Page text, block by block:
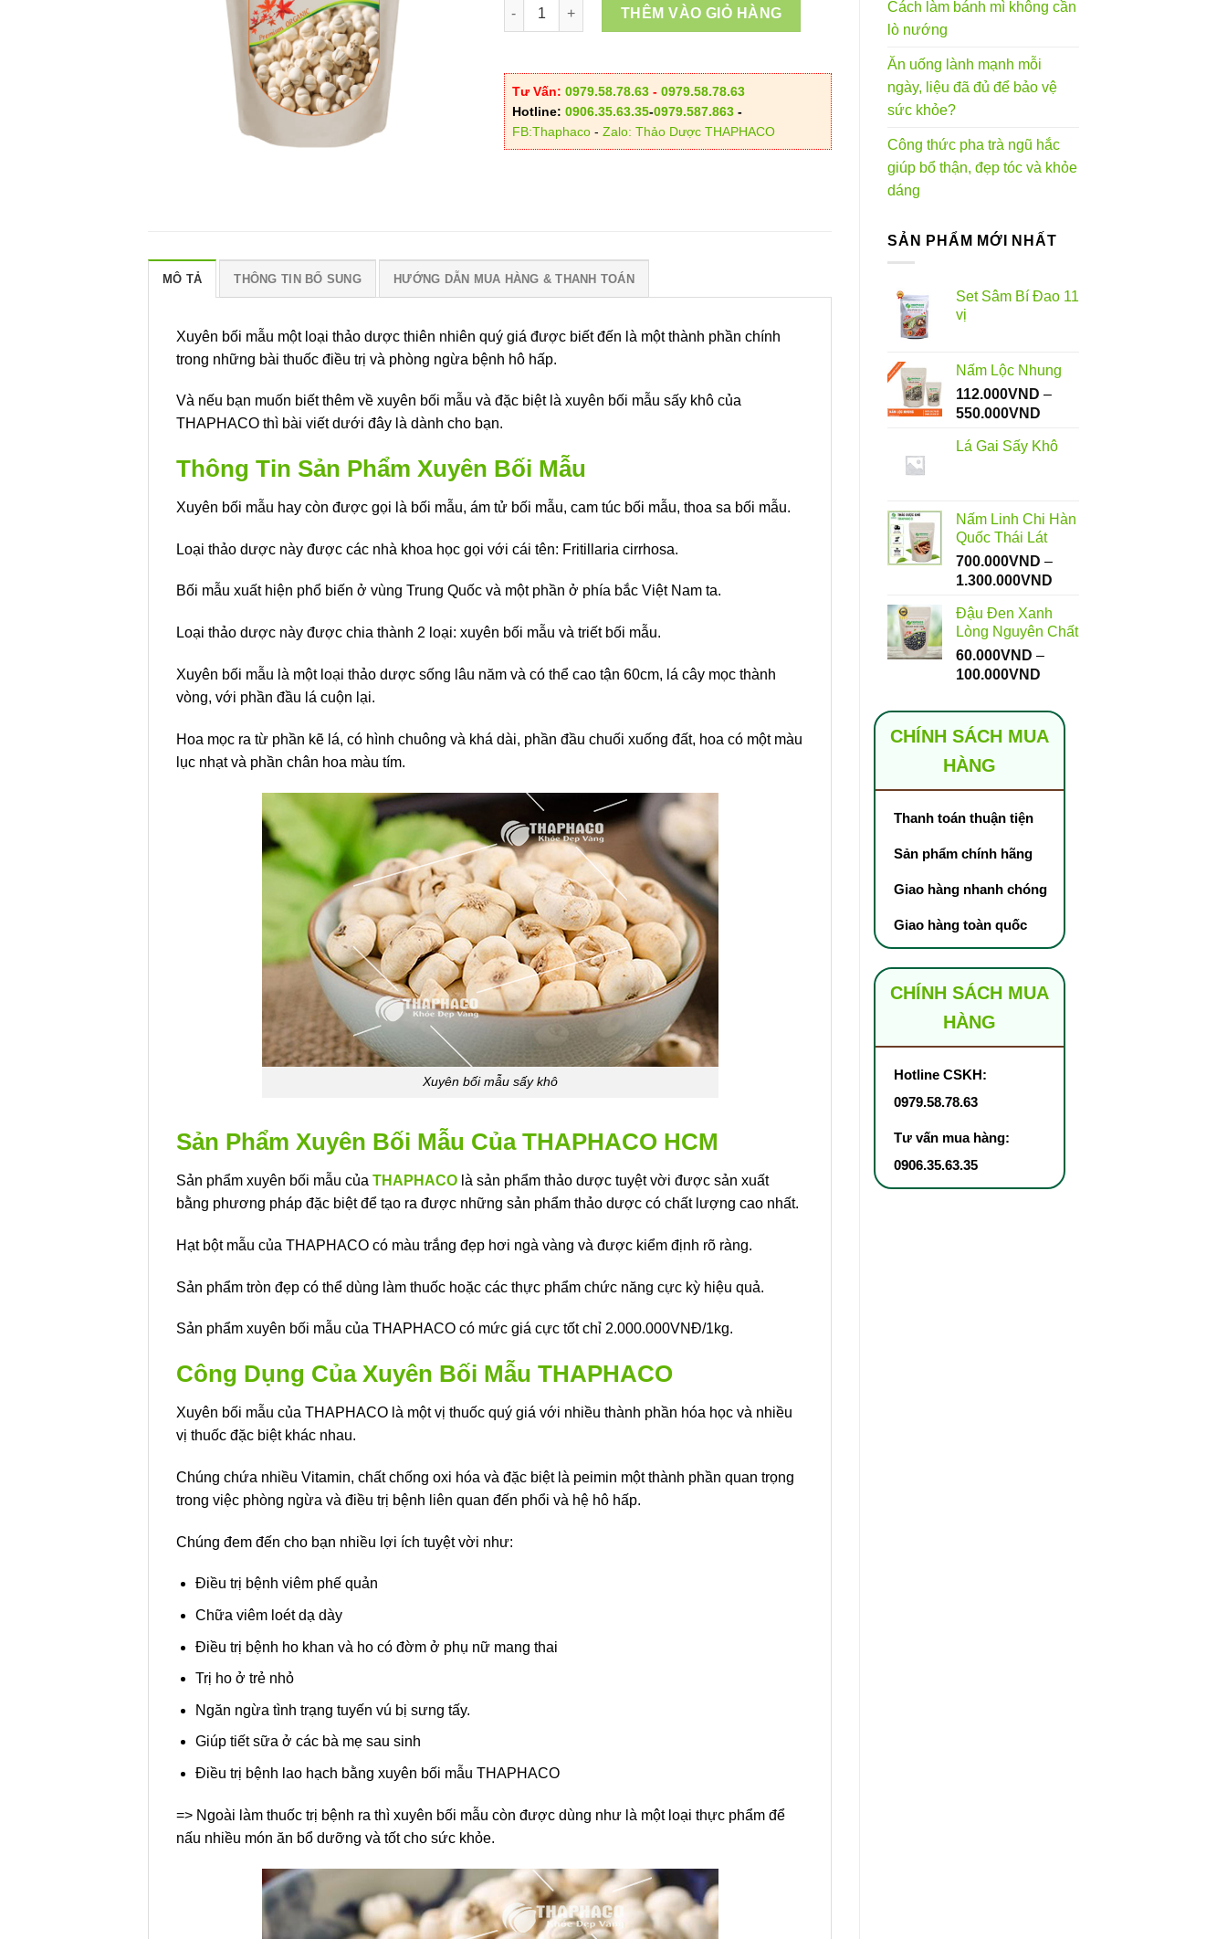
Cách làm bánh mì không cần
lò nướng
Ăn uống lành mạnh mỗi
ngày, liệu đã đủ để bảo vệ
sức khỏe?
Công thức pha trà ngũ hắc
giúp bổ thận, đẹp tóc và khỏe
dáng
SẢN PHẨM MỚI NHẤT
Set Sâm Bí Đao 11
vị
Nấm Lộc Nhung
112.000VND –
550.000VND
từ
Lá Gai Sấy Khô
Nấm Linh Chi Hàn
Quốc Thái Lát
700.000VND –
1.300.000VND
700.000VND
Đậu Đen Xanh
Lòng Nguyên Chất
60.000VND –
100.000VND
từ
60.000VND
CHÍNH SÁCH MUA
HÀNG
Thanh toán thuận tiện
Sản phẩm chính hãng
Giao hàng nhanh chóng
Giao hàng toàn quốc
CHÍNH SÁCH MUA
HÀNG
Hotline CSKH:
0979.58.78.63
Tư vấn mua hàng:
0906.35.63.35
2.000.000VND
Xuyên Bối Mẫu số lượng
THÊM VÀO GIỎ HÀNG
Tư Vấn: 0979.58.78.63- 0979.58.78.63
Hotline: 0906.35.63.35-0979.587.863-
FB:Thaphaco- Zalo: Thảo Dược THAPHACO
MÔ TẢ THÔNG TIN BỔ SUNG HƯỚNG DẪN MUA HÀNG & THANH TOÁN
Xuyên bối mẫu một loại thảo dược thiên nhiên quý giá được biết đến là một thành phần chính
trong những bài thuốc điều trị và phòng ngừa bệnh hô hấp.
Và nếu bạn muốn biết thêm về xuyên bối mẫu và đặc biệt là xuyên bối mẫu sấy khô của
THAPHACO thì bài viết dưới đây là dành cho bạn.
Thông Tin Sản Phẩm Xuyên Bối Mẫu
Xuyên bối mẫu hay còn được gọi là bối mẫu, ám tử bối mẫu, cam túc bối mẫu, thoa sa bối mẫu.
Loại thảo dược này được các nhà khoa học gọi với cái tên: Fritillaria cirrhosa.
Bối mẫu xuất hiện phổ biến ở vùng Trung Quốc và một phần ở phía bắc Việt Nam ta.
Loại thảo dược này được chia thành 2 loại: xuyên bối mẫu và triết bối mẫu.
Xuyên bối mẫu là một loại thảo dược sống lâu năm và có thể cao tận 60cm, lá cây mọc thành
vòng, với phần đầu lá cuộn lại.
Hoa mọc ra từ phần kẽ lá, có hình chuông và khá dài, phần đầu chuối xuống đất, hoa có một màu
lục nhạt và phần chân hoa màu tím.
Xuyên bối mẫu sấy khô
Sản Phẩm Xuyên Bối Mẫu Của THAPHACO HCM
Sản phẩm xuyên bối mẫu của THAPHACO là sản phẩm thảo dược tuyệt vời được sản xuất
bằng phương pháp đặc biệt để tạo ra được những sản phẩm thảo dược có chất lượng cao nhất.
Hạt bột mẫu của THAPHACO có màu trắng đẹp hơi ngà vàng và được kiểm định rõ ràng.
Sản phẩm tròn đẹp có thể dùng làm thuốc hoặc các thực phẩm chức năng cực kỳ hiệu quả.
Sản phẩm xuyên bối mẫu của THAPHACO có mức giá cực tốt chỉ 2.000.000VNĐ/1kg.
Công Dụng Của Xuyên Bối Mẫu THAPHACO
Xuyên bối mẫu của THAPHACO là một vị thuốc quý giá với nhiều thành phần hóa học và nhiều
vị thuốc đặc biệt khác nhau.
Chúng chứa nhiều Vitamin, chất chống oxi hóa và đặc biệt là peimin một thành phần quan trọng
trong việc phòng ngừa và điều trị bệnh liên quan đến phổi và hệ hô hấp.
Chúng đem đến cho bạn nhiều lợi ích tuyệt vời như:
Điều trị bệnh viêm phế quản
Chữa viêm loét dạ dày
Điều trị bệnh ho khan và ho có đờm ở phụ nữ mang thai
Trị ho ở trẻ nhỏ
Ngăn ngừa tình trạng tuyến vú bị sưng tấy.
Giúp tiết sữa ở các bà mẹ sau sinh
Điều trị bệnh lao hạch bằng xuyên bối mẫu THAPHACO
=> Ngoài làm thuốc trị bệnh ra thì xuyên bối mẫu còn được dùng như là một loại thực phẩm để
nấu nhiều món ăn bổ dưỡng và tốt cho sức khỏe.